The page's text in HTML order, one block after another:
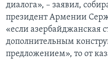
диалога», – заявил,
президент Армении
«если азербайджанская
дополнительным
предложением», то от